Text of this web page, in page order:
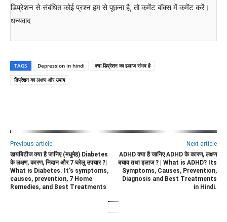
डिप्रेशन से संबंधित कोई प्रश्न हम से पूछना है, तो कमेंट बॉक्स में कमेंट करें।
धन्यवाद
TAGS Depression in hindi
क्या डिप्रेशन का इलाज संभव है
डिप्रेशन का लक्षण और उपाय
Previous article
डायबिटीज क्या है जानिए (मधुमेह) Diabetes
के लक्षण, कारण, निदान और 7 घरेलु उपचार ?|
What is Diabetes. It’s symptoms,
causes, prevention, 7 Home
Remedies, and Best Treatments
Next article
ADHD क्या है जानिए ADHD के कारण, लक्षण
बचाव तथा इलाज ? | What is ADHD? Its
Symptoms, Causes, Prevention,
Diagnosis and Best Treatments
in Hindi.